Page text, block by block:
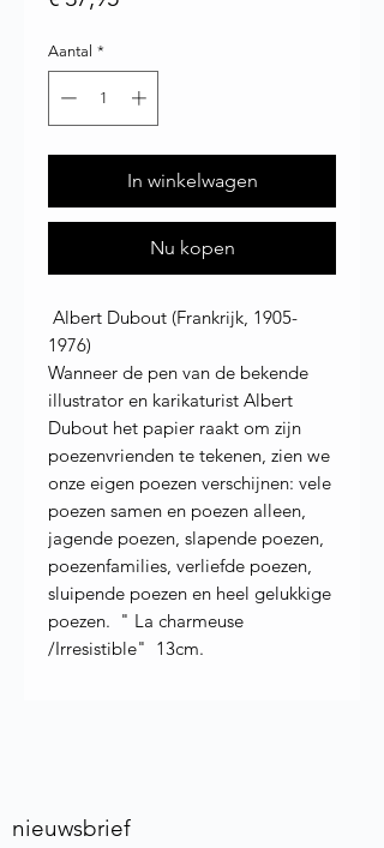
Aantal *
In winkelwagen
Nu kopen
Albert Dubout (Frankrijk, 1905-
1976)
Wanneer de pen van de bekende
illustrator en karikaturist Albert
Dubout het papier raakt om zijn
poezenvrienden te tekenen, zien we
onze eigen poezen verschijnen: vele
poezen samen en poezen alleen,
jagende poezen, slapende poezen,
poezenfamilies, verliefde poezen,
sluipende poezen en heel gelukkige
poezen. " La charmeuse
/Irresistible" 13cm.
nieuwsbrief